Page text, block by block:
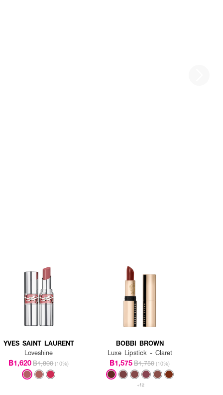
YVES SAINT LAURENT
Loveshine
฿1,620฿1,800 (10%)
BOBBI BROWN
Luxe Lipstick - Claret
฿1,575฿1,750 (10%)
+12